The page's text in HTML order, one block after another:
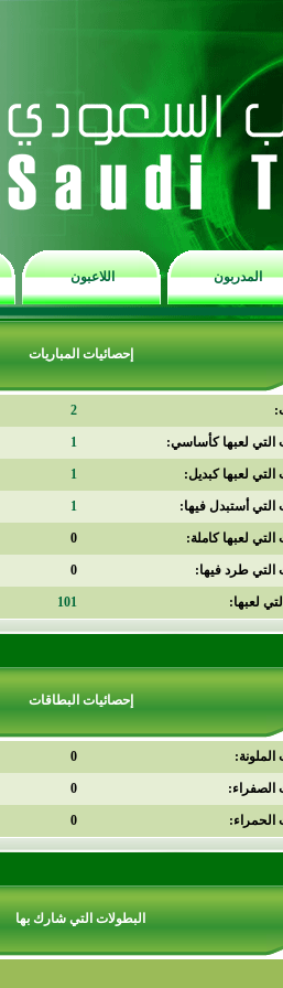
المدربون اللاعبون
إحصائيات المباريات
2
التي لعبها كأساسي: 1
التي لعبها كبديل: 1
التي أستبدل فيها: 1
التي لعبها كاملة: 0
التي طرد فيها: 0
لعبها: 101
إحصائيات البطاقات
0
الصفراء: 0
الحمراء: 0
البطولات التي شارك بها